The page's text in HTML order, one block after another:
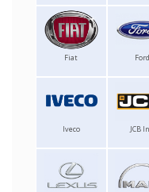
Fiat Ford
Iveco JCB